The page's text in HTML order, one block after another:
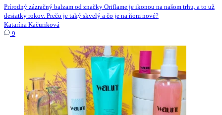
Prírodný zázračný balzam od značky Oriflame je ikonou na našom trhu, a to už
desiatky rokov. Prečo je taký skvelý a čo je na ňom nové?
Katarína Kačuriková
9